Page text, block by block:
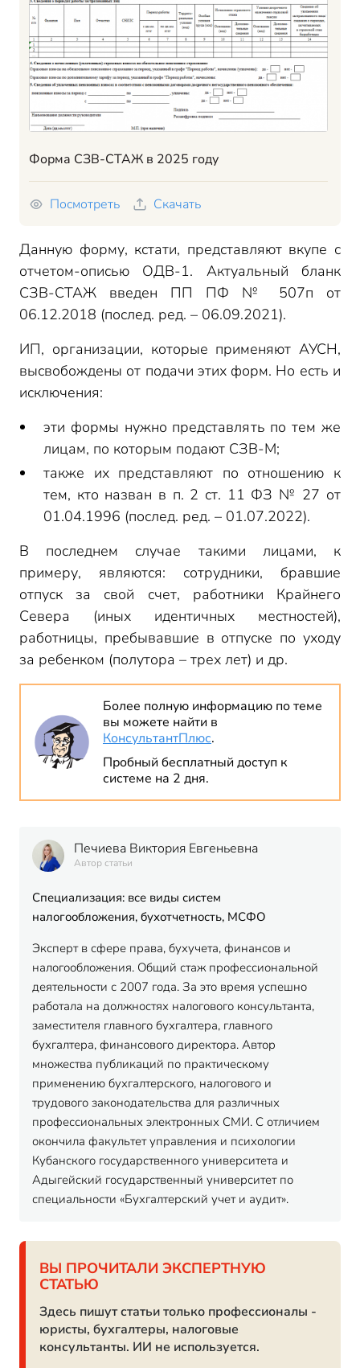
Форма СЗВ-СТАЖ в 2025 году
Посмотреть Скачать
Данную форму, кстати, представляют вкупе с
отчетом-описью ОДВ-1. Актуальный бланк
СЗВ-СТАЖ введен ПП ПФ № 507п от
06.12.2018 (послед. ред. – 06.09.2021).
ИП, организации, которые применяют АУСН,
высвобождены от подачи этих форм. Но есть и
исключения:
эти формы нужно представлять по тем же
лицам, по которым подают СЗВ-М;
также их представляют по отношению к
тем, кто назван в п. 2 ст. 11 ФЗ № 27 от
01.04.1996 (послед. ред. – 01.07.2022).
В последнем случае такими лицами, к
примеру, являются: сотрудники, бравшие
отпуск за свой счет, работники Крайнего
Севера (иных идентичных местностей),
работницы, пребывавшие в отпуске по уходу
за ребенком (полутора – трех лет) и др.
Более полную информацию по теме
вы можете найти в
КонсультантПлюс.
Пробный бесплатный доступ к
системе на 2 дня.
Печиева Виктория Евгеньевна
Автор статьи
Специализация: все виды систем
налогообложения, бухотчетность, МСФО
Эксперт в сфере права, бухучета, финансов и
налогообложения. Общий стаж профессиональной
деятельности с 2007 года. За это время успешно
работала на должностях налогового консультанта,
заместителя главного бухгалтера, главного
бухгалтера, финансового директора. Автор
множества публикаций по практическому
применению бухгалтерского, налогового и
трудового законодательства для различных
профессиональных электронных СМИ. С отличием
окончила факультет управления и психологии
Кубанского государственного университета и
Адыгейский государственный университет по
специальности «Бухгалтерский учет и аудит».
ВЫ ПРОЧИТАЛИ ЭКСПЕРТНУЮ
СТАТЬЮ
Здесь пишут статьи только профессионалы -
юристы, бухгалтеры, налоговые
консультанты. ИИ не используется.